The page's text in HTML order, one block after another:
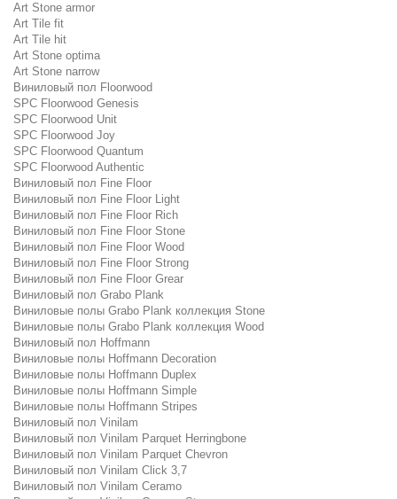
Art Stone armor
Art Tile fit
Art Tile hit
Art Stone optima
Art Stone narrow
Виниловый пол Floorwood
SPC Floorwood Genesis
SPC Floorwood Unit
SPC Floorwood Joy
SPC Floorwood Quantum
SPC Floorwood Authentic
Виниловый пол Fine Floor
Виниловый пол Fine Floor Light
Виниловый пол Fine Floor Rich
Виниловый пол Fine Floor Stone
Виниловый пол Fine Floor Wood
Виниловый пол Fine Floor Strong
Виниловый пол Fine Floor Grear
Виниловый пол Grabo Plank
Виниловые полы Grabo Plank коллекция Stone
Виниловые полы Grabo Plank коллекция Wood
Виниловый пол Hoffmann
Виниловые полы Hoffmann Decoration
Виниловые полы Hoffmann Duplex
Виниловые полы Hoffmann Simple
Виниловые полы Hoffmann Stripes
Виниловый пол Vinilam
Виниловый пол Vinilam Parquet Herringbone
Виниловый пол Vinilam Parquet Chevron
Виниловый пол Vinilam Click 3,7
Виниловый пол Vinilam Ceramo